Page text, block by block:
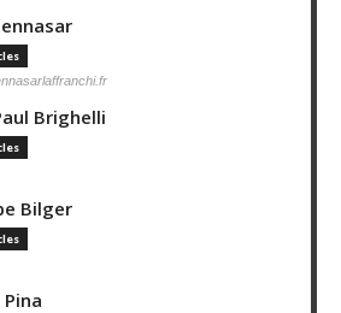
Brighelli
Bilger
Pina